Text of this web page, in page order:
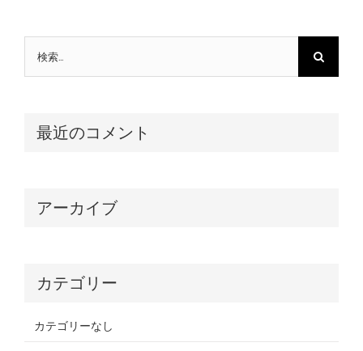
最近のコメント
アーカイブ
カテゴリー
カテゴリーなし